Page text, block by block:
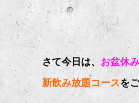
さて今日は、お盆休
新飲み放題コースを